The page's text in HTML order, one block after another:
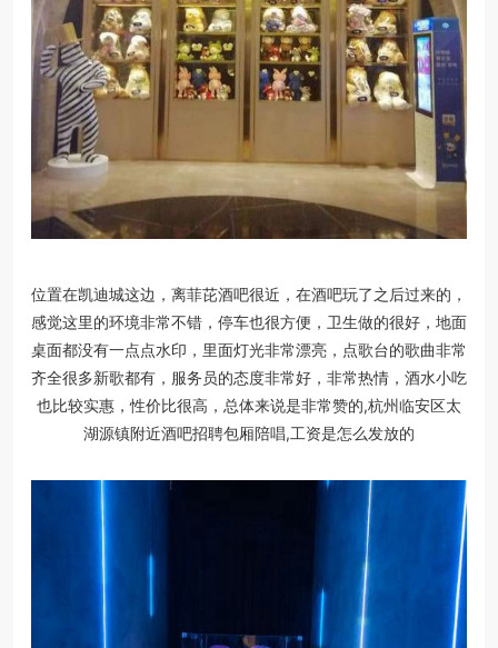
位置在凯迪城这边，离菲芘酒吧很近，在酒吧玩了之后过来的，
感觉这里的环境非常不错，停车也很方便，卫生做的很好，地面
桌面都没有一点点水印，里面灯光非常漂亮，点歌台的歌曲非常
齐全很多新歌都有，服务员的态度非常好，非常热情，酒水小吃
也比较实惠，性价比很高，总体来说是非常赞的,杭州临安区太
湖源镇附近酒吧招聘包厢陪唱,工资是怎么发放的